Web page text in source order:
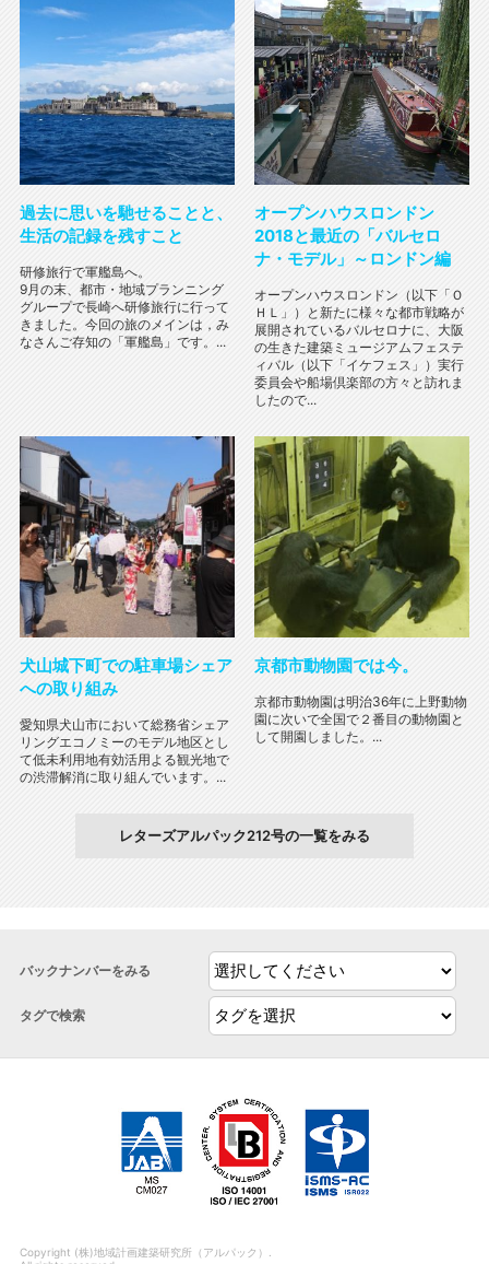
過去に思いを馳せることと、
生活の記録を残すこと
研修旅行で軍艦島へ。
9月の末、都市・地域プランニング
グループで長崎へ研修旅行に行って
きました。今回の旅のメインは，み
なさんご存知の「軍艦島」です。...
オープンハウスロンドン
2018と最近の「バルセロ
ナ・モデル」～ロンドン編
オープンハウスロンドン（以下「Ｏ
ＨＬ」）と新たに様々な都市戦略が
展開されているバルセロナに、大阪
の生きた建築ミュージアムフェステ
ィバル（以下「イケフェス」）実行
委員会や船場倶楽部の方々と訪れま
したので...
犬山城下町での駐車場シェア
への取り組み
愛知県犬山市において総務省シェア
リングエコノミーのモデル地区とし
て低未利用地有効活用よる観光地で
の渋滞解消に取り組んでいます。...
京都市動物園では今。
京都市動物園は明治36年に上野動物
園に次いで全国で２番目の動物園と
して開園しました。...
レターズアルパック212号の一覧をみる
バックナンバーをみる
タグで検索
Copyright (株)地域計画建築研究所（アルパック）.